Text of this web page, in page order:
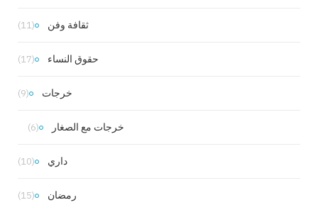
ثقافة وفن (11)
حقوق النساء (17)
خرجات (9)
خرجات مع الصغار (6)
داري (10)
رمضان (15)